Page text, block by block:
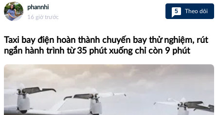
phannhi
16 giờ trước
5 Theo dõi
Taxi bay điện hoàn thành chuyến bay thử nghiệm, rút
ngắn hành trình từ 35 phút xuống chỉ còn 9 phút